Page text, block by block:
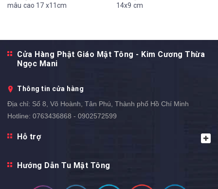
mâu cao 17 x11cm
14x9 cm
Cửa Hàng Phật Giáo Mật Tông - Kim Cương Thừa
Ngọc Mani
Thông tin cửa hàng
Địa chỉ: Số 8, Võ Hoành, Tân Phú, Thành phố Hồ Chí Minh
Hotline: 0763436868 - 0902572599
Hỗ trợ
Hướng Dẫn Tu Mật Tông